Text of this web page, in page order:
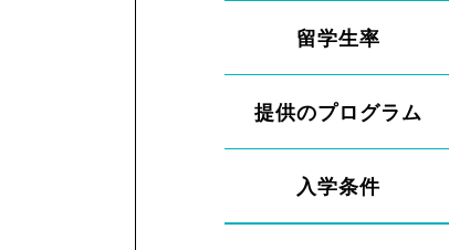
留学生率
提供のプログラム
入学条件